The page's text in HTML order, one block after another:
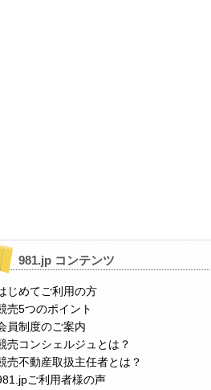
981.jp コンテンツ
じめてご利用の方
売5つのポイント
員制度のご案内
売コンシェルジュとは？
売不動産取扱主任者とは？
ご利用者様の声